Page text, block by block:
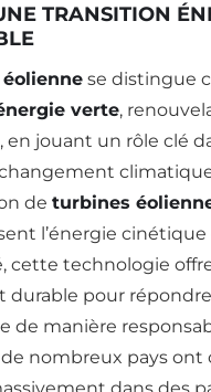
TRANSITION
se distingue
verte,
en jouant un rôle clé
de turbines
l’énergie
cette technologie
durable pour
de manière
nombreux pays ont